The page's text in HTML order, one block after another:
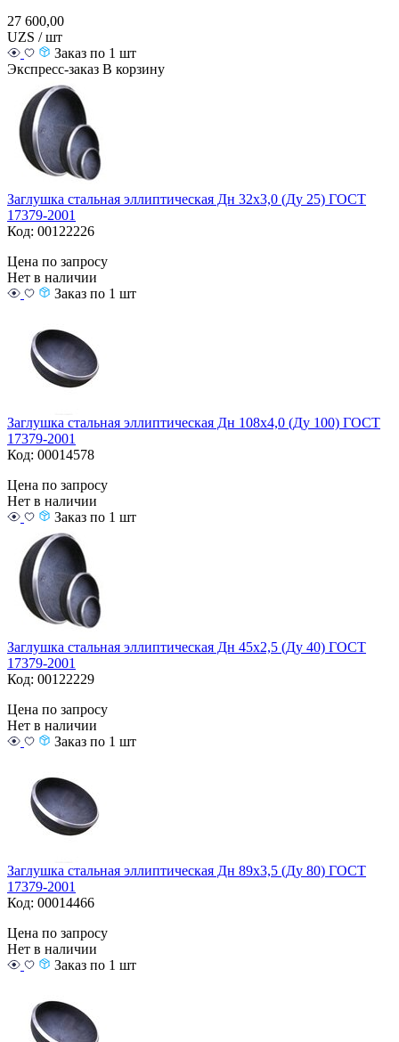
27 600,00
UZS / шт
Заказ по 1 шт
Экспресс-заказ В корзину
Заглушка стальная эллиптическая Дн 32х3,0 (Ду 25) ГОСТ
17379-2001
Код: 00122226
Цена по запросу
Нет в наличии
Заказ по 1 шт
Заглушка стальная эллиптическая Дн 108х4,0 (Ду 100) ГОСТ
17379-2001
Код: 00014578
Цена по запросу
Нет в наличии
Заказ по 1 шт
Заглушка стальная эллиптическая Дн 45х2,5 (Ду 40) ГОСТ
17379-2001
Код: 00122229
Цена по запросу
Нет в наличии
Заказ по 1 шт
Заглушка стальная эллиптическая Дн 89х3,5 (Ду 80) ГОСТ
17379-2001
Код: 00014466
Цена по запросу
Нет в наличии
Заказ по 1 шт